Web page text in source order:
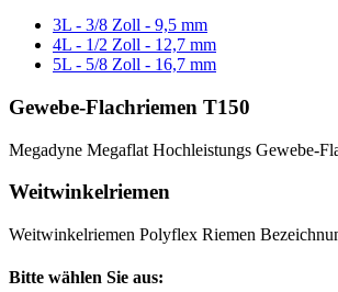
3L - 3/8 Zoll - 9,5 mm
4L - 1/2 Zoll - 12,7 mm
5L - 5/8 Zoll - 16,7 mm
Gewebe-Flachriemen T150
Megadyne Megaflat Hochleistungs Gewebe-
Weitwinkelriemen
Weitwinkelriemen Polyflex Riemen
Bitte wählen Sie aus: